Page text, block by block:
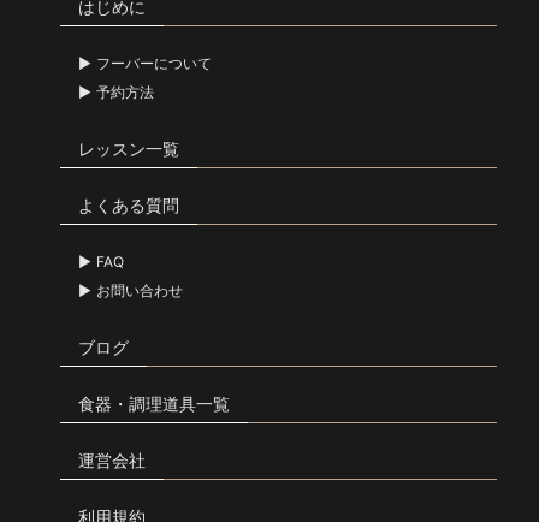
はじめに
フーバーについて
予約方法
レッスン一覧
よくある質問
FAQ
お問い合わせ
ブログ
食器・調理道具一覧
運営会社
利用規約